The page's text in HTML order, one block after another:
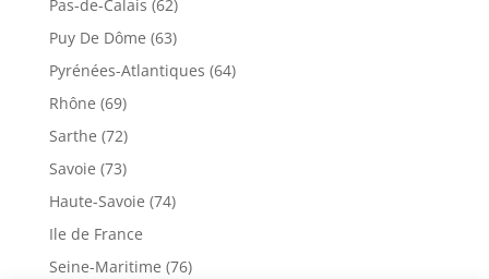
Pas-de-Calais (62)
Puy De Dôme (63)
Pyrénées-Atlantiques (64)
Rhône (69)
Sarthe (72)
Savoie (73)
Haute-Savoie (74)
Ile de France
Seine-Maritime (76)